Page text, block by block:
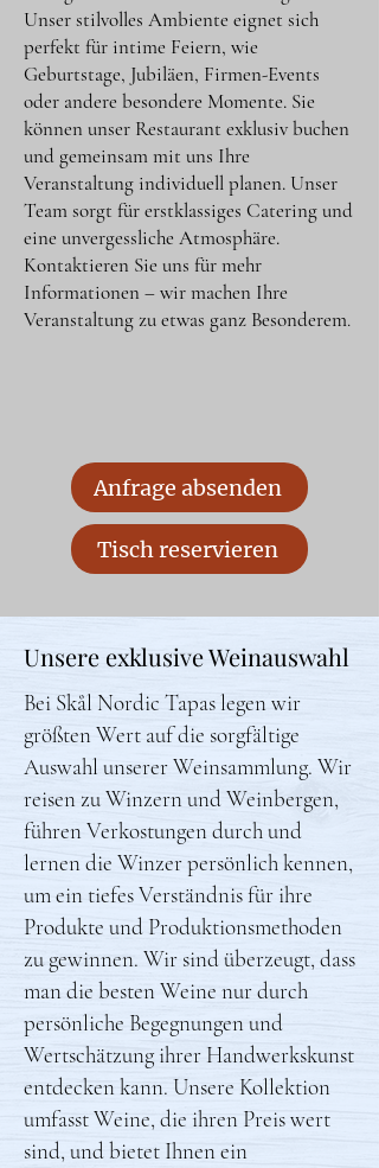
Unser stilvolles Ambiente eignet sich
perfekt für intime Feiern, wie
Geburtstage, Jubiläen, Firmen-Events
oder andere besondere Momente. Sie
können unser Restaurant exklusiv buchen
und gemeinsam mit uns Ihre
Veranstaltung individuell planen. Unser
Team sorgt für erstklassiges Catering und
eine unvergessliche Atmosphäre.
Kontaktieren Sie uns für mehr
Informationen – wir machen Ihre
Veranstaltung zu etwas ganz Besonderem.
Anfrage absenden
Tisch reservieren
Unsere exklusive Weinauswahl
​Bei Skål Nordic Tapas legen wir
größten Wert auf die sorgfältige
Auswahl unserer Weinsammlung. Wir
reisen zu Winzern und Weinbergen,
führen Verkostungen durch und
lernen die Winzer persönlich kennen,
um ein tiefes Verständnis für ihre
Produkte und Produktionsmethoden
zu gewinnen. Wir sind überzeugt, dass
man die besten Weine nur durch
persönliche Begegnungen und
Wertschätzung ihrer Handwerkskunst
entdecken kann. Unsere Kollektion
umfasst Weine, die ihren Preis wert
sind, und bietet Ihnen ein